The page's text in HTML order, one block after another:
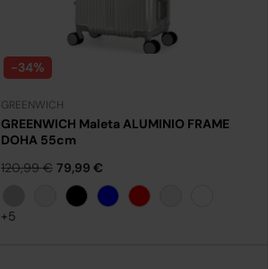
-34%
GREENWICH
GREENWICH Maleta ALUMINIO FRAME
DOHA 55cm
120,99 € 79,99 €
Plata
+11
+5